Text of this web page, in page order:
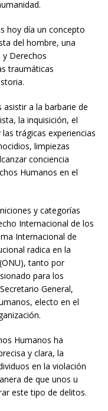
hoy día un concepto
del hombre, una
y Derechos
traumáticas
a la barbarie de
la inquisición, el
trágicas experiencias
limpiezas
conciencia
Humanos en el
y categorías
Internacional de los
Internacional de
radica en la
tanto por
para los
General,
electo en el
Humanos ha
y clara, la
en la violación
de que unos u
este tipo de delitos.